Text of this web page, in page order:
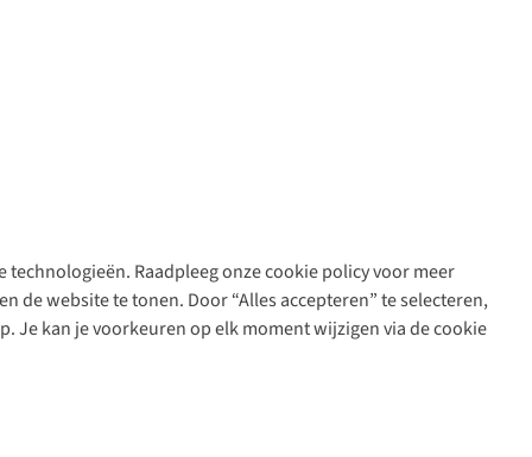
Raadpleeg onze cookie policy voor meer
website te tonen. Door “Alles accepteren” te selecteren,
Je kan je voorkeuren op elk moment wijzigen via de cookie